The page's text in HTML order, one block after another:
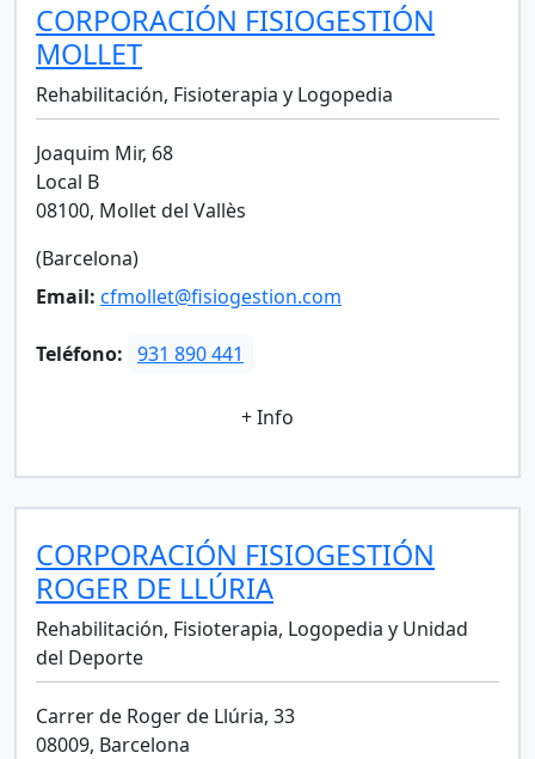
CORPORACIÓN FISIOGESTIÓN
MOLLET
Rehabilitación, Fisioterapia y Logopedia
Joaquim Mir, 68
Local B
08100, Mollet del Vallès
(Barcelona)
Email: cfmollet@fisiogestion.com
Teléfono: 931 890 441
+ Info
CORPORACIÓN FISIOGESTIÓN
ROGER DE LLÚRIA
Rehabilitación, Fisioterapia, Logopedia y Unidad
del Deporte
Carrer de Roger de Llúria, 33
08009, Barcelona